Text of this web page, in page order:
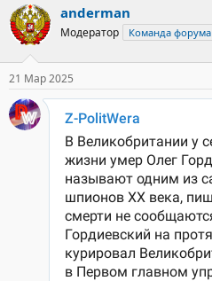
к
ц
и
и
:
anderman
Модератор Команда форума
21 Мар 2025